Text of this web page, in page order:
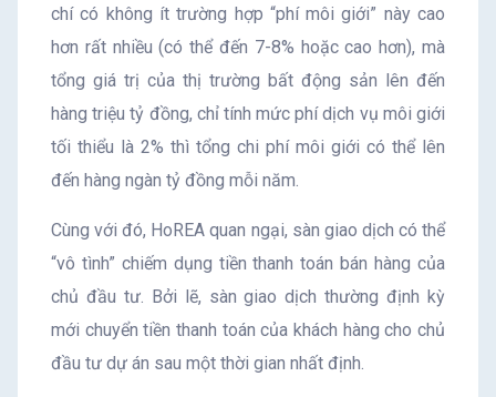
chí có không ít trường hợp “phí môi giới” này cao
hơn rất nhiều (có thể đến 7-8% hoặc cao hơn), mà
tổng giá trị của thị trường bất động sản lên đến
hàng triệu tỷ đồng, chỉ tính mức phí dịch vụ môi giới
tối thiểu là 2% thì tổng chi phí môi giới có thể lên
đến hàng ngàn tỷ đồng mỗi năm.
Cùng với đó, HoREA quan ngại, sàn giao dịch có thể
“vô tình” chiếm dụng tiền thanh toán bán hàng của
chủ đầu tư. Bởi lẽ, sàn giao dịch thường định kỳ
mới chuyển tiền thanh toán của khách hàng cho chủ
đầu tư dự án sau một thời gian nhất định.